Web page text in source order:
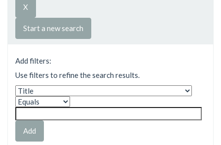
Start a new search
Add filters:
Use filters to refine the search results.